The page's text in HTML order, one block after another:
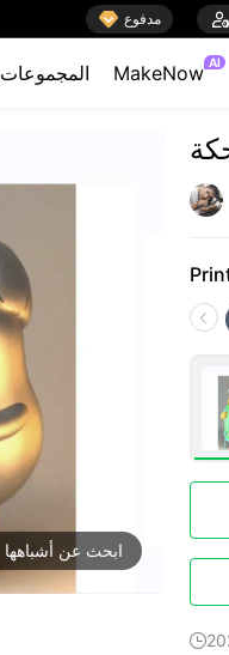
 مدفوع 
المجموعات MakeNow AI
ابحث عن أشباهها
